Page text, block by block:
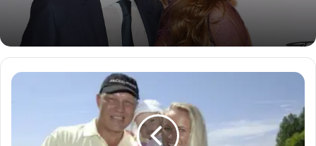
Paulina